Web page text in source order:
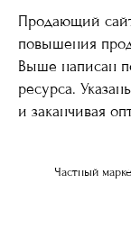
Продающий
повышения
Выше написан
ресурса.
и заканчивая
Частный